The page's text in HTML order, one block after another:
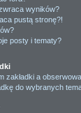
wyników?
pustą stronę?!
posty i tematy?
zakładki a
do wybranych